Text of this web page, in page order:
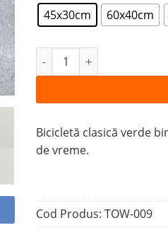
45x30cm 60x40cm
Cantitate Tablou
Bicicletă clasică verde
de vreme.
Cod Produs:TOW-009